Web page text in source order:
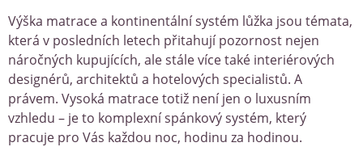
Výška matrace a kontinentální systém lůžka jsou témata,
která v posledních letech přitahují pozornost nejen
náročných kupujících, ale stále více také interiérových
designérů, architektů a hotelových specialistů. A
právem. Vysoká matrace totiž není jen o luxusním
vzhledu – je to komplexní spánkový systém, který
pracuje pro Vás každou noc, hodinu za hodinou.